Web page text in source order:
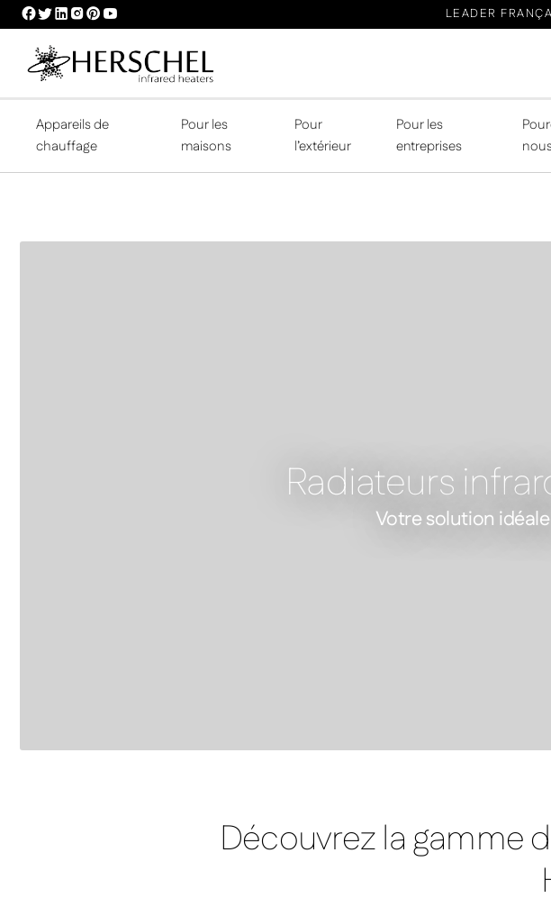
HERSCHEL
FACEBOOK
PROFILE
HERSCHEL
TWITTER
PROFILE
HERSCHEL
LINKEDIN
HERSCHEL
INSTAGRAM
HERSCHEL
PINTEREST
HERSCHEL
YOUTUBE
LEADER
Appareils de
chauffage
Pour les
maisons
Pour
l’extérieur
Pour les
entreprises
Radiateurs
Votre solution
Découvrez la gamme